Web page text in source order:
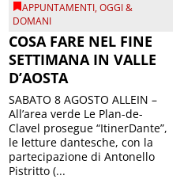
APPUNTAMENTI,OGGI &
DOMANI
COSA FARE NEL FINE
SETTIMANA IN VALLE
D’AOSTA
SABATO 8 AGOSTO ALLEIN –
All’area verde Le Plan-de-
Clavel prosegue “ItinerDante”,
le letture dantesche, con la
partecipazione di Antonello
Pistritto (...